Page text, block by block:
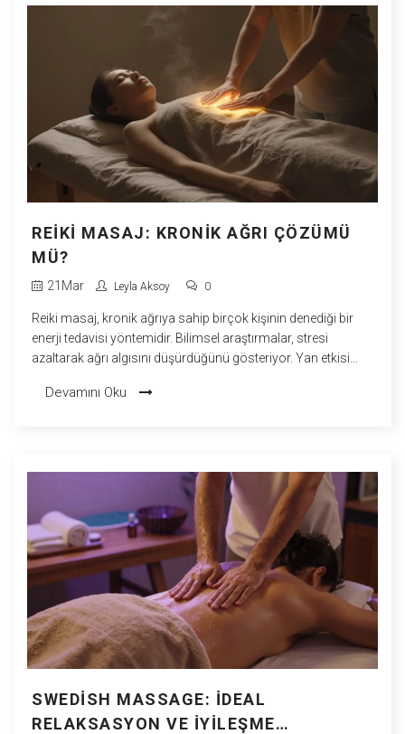
REIKI MASAJ: KRONIK AĞRI ÇÖZÜMÜ
MÜ?
21 Mar Leyla Aksoy 0
Reiki masaj, kronik ağrıya sahip birçok kişinin denediği bir
enerji tedavisi yöntemidir. Bilimsel araştırmalar, stresi
azaltarak ağrı algısını düşürdüğünü gösteriyor. Yan etkisi
Devamını Oku
SWEDISH MASSAGE: İDEAL
RELAKSASYON VE İYILEŞME